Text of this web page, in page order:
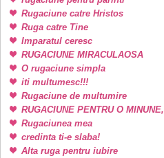
Rugaciune catre Hristos
Ruga catre Tine
Imparatul ceresc
RUGACIUNE MIRACULAOSA
O rugaciune simpla
iti multumesc!!!
Rugaciune de multumire
RUGACIUNE PENTRU O
Rugaciunea mea
credinta ti-e slaba!
Alta ruga pentru iubire